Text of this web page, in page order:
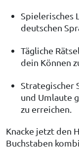
Spielerisches
deutschen
Tägliche
dein Können
Strategischer
und Umlaute
zu erreichen.
Knacke jetzt den
Buchstaben